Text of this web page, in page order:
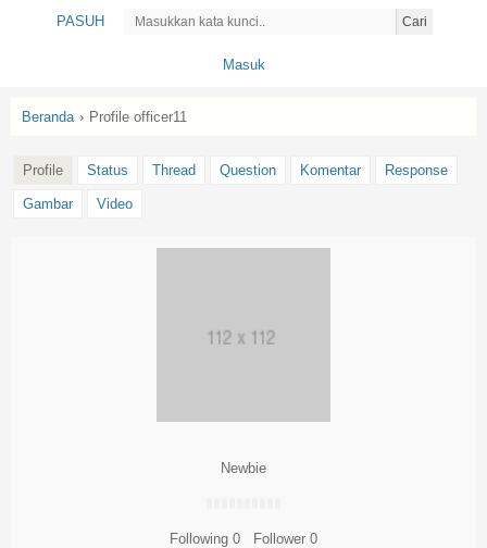
PASUH Cari
Masuk
Beranda › Profile officer11
Profile Status Thread Question Komentar Response
Gambar Video
Newbie
Following 0 Follower 0